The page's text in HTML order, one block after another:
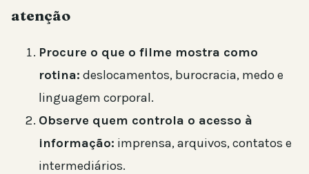
atenção
Procure o que o filme mostra como
rotina: deslocamentos, burocracia, medo e
linguagem corporal.
Observe quem controla o acesso à
informação: imprensa, arquivos, contatos e
intermediários.